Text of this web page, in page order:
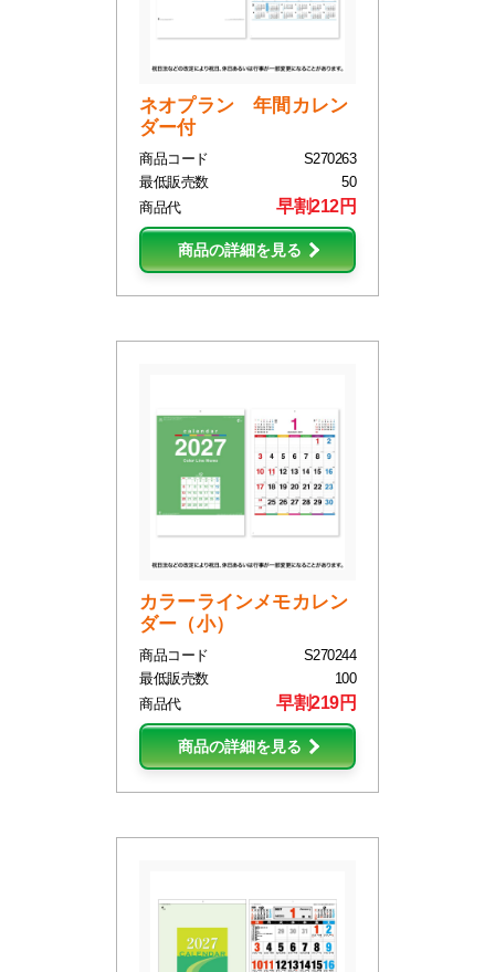
ネオプラン 年間カレン
ダー付
商品コード
S270263
最低販売数
50
商品代
早割212円
商品の詳細を見る
カラーラインメモカレン
ダー（小）
商品コード
S270244
最低販売数
100
商品代
早割219円
商品の詳細を見る